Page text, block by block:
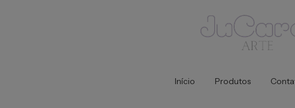
Início Produtos